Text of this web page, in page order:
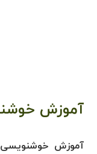
آموزش
آموزش خوشنویسی